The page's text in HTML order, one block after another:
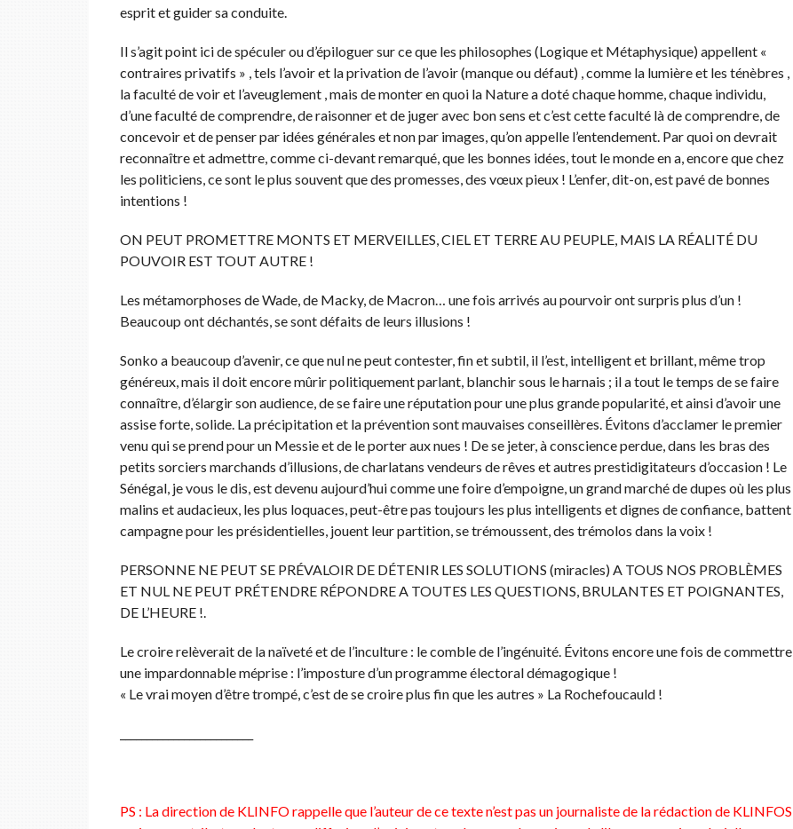
esprit et guider sa conduite.
Il s’agit point ici de spéculer ou d’épiloguer sur ce que les philosophes (Logique et Métaphysique) appellent «
contraires privatifs » , tels l’avoir et la privation de l’avoir (manque ou défaut) , comme la lumière et les ténèbres ,
la faculté de voir et l’aveuglement , mais de monter en quoi la Nature a doté chaque homme, chaque individu,
d’une faculté de comprendre, de raisonner et de juger avec bon sens et c’est cette faculté là de comprendre, de
concevoir et de penser par idées générales et non par images, qu’on appelle l’entendement. Par quoi on devrait
reconnaître et admettre, comme ci-devant remarqué, que les bonnes idées, tout le monde en a, encore que chez
les politiciens, ce sont le plus souvent que des promesses, des vœux pieux ! L’enfer, dit-on, est pavé de bonnes
intentions !
ON PEUT PROMETTRE MONTS ET MERVEILLES, CIEL ET TERRE AU PEUPLE, MAIS LA RÉALITÉ DU
POUVOIR EST TOUT AUTRE !
Les métamorphoses de Wade, de Macky, de Macron… une fois arrivés au pourvoir ont surpris plus d’un !
Beaucoup ont déchantés, se sont défaits de leurs illusions !
Sonko a beaucoup d’avenir, ce que nul ne peut contester, fin et subtil, il l’est, intelligent et brillant, même trop
généreux, mais il doit encore mûrir politiquement parlant, blanchir sous le harnais ; il a tout le temps de se faire
connaître, d’élargir son audience, de se faire une réputation pour une plus grande popularité, et ainsi d’avoir une
assise forte, solide. La précipitation et la prévention sont mauvaises conseillères. Évitons d’acclamer le premier
venu qui se prend pour un Messie et de le porter aux nues ! De se jeter, à conscience perdue, dans les bras des
petits sorciers marchands d’illusions, de charlatans vendeurs de rêves et autres prestidigitateurs d’occasion ! Le
Sénégal, je vous le dis, est devenu aujourd’hui comme une foire d’empoigne, un grand marché de dupes où les plus
malins et audacieux, les plus loquaces, peut-être pas toujours les plus intelligents et dignes de confiance, battent
campagne pour les présidentielles, jouent leur partition, se trémoussent, des trémolos dans la voix !
PERSONNE NE PEUT SE PRÉVALOIR DE DÉTENIR LES SOLUTIONS (miracles) A TOUS NOS PROBLÈMES
ET NUL NE PEUT PRÉTENDRE RÉPONDRE A TOUTES LES QUESTIONS, BRULANTES ET POIGNANTES,
DE L’HEURE !.
Le croire relèverait de la naïveté et de l’inculture : le comble de l’ingénuité. Évitons encore une fois de commettre
une impardonnable méprise : l’imposture d’un programme électoral démagogique !
« Le vrai moyen d’être trompé, c’est de se croire plus fin que les autres » La Rochefoucauld !
PS : La direction de KLINFO rappelle que l’auteur de ce texte n’est pas un journaliste de la rédaction de KLINFOS